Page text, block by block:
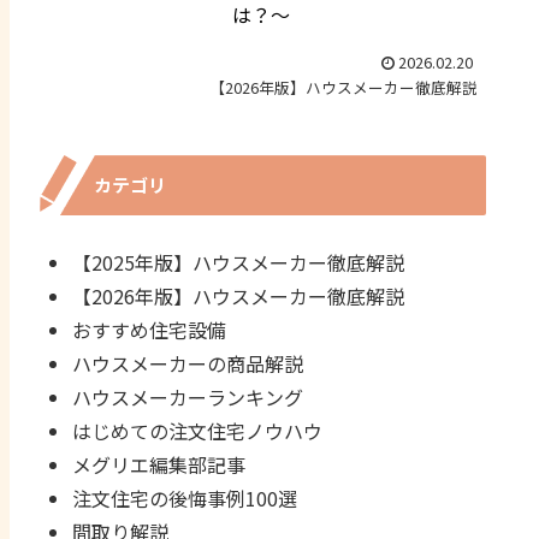
は？～
2026.02.20
【2026年版】ハウスメーカー徹底解説
カテゴリ
【2025年版】ハウスメーカー徹底解説
【2026年版】ハウスメーカー徹底解説
おすすめ住宅設備
ハウスメーカーの商品解説
ハウスメーカーランキング
はじめての注文住宅ノウハウ
メグリエ編集部記事
注文住宅の後悔事例100選
間取り解説